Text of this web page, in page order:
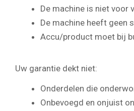
De machine is niet voor
De machine heeft geen
Accu/product moet bij
Uw garantie dekt niet:
Onderdelen die
Onbevoegd en onjuist